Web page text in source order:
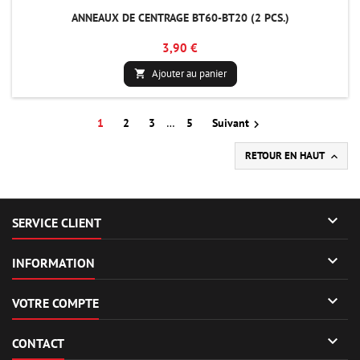
ANNEAUX DE CENTRAGE BT60-BT20 (2 PCS.)
3,90 €
 Ajouter au panier
1 2 3 … 5 Suivant
RETOUR EN HAUT 
SERVICE CLIENT 
INFORMATION 
VOTRE COMPTE 
CONTACT 